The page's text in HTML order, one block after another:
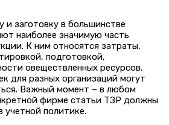
и заготовку в большинстве
наиболее значимую часть
К ним относятся затраты,
подготовкой,
овеществленных ресурсов.
для разных организаций могут
Важный момент – в любом
фирме статьи ТЗР должны
учетной политике.